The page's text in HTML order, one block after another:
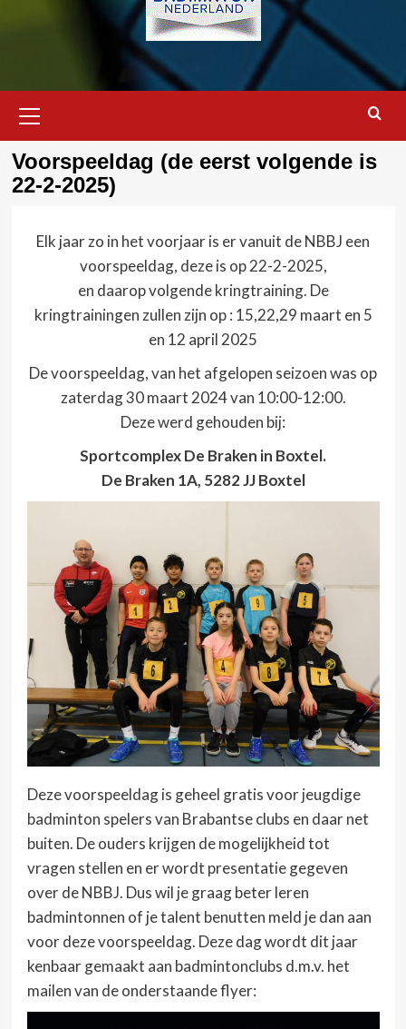
menu
Voorspeeldag (de eerst volgende is
22-2-2025)
Elk jaar zo in het voorjaar is er vanuit de NBBJ een
voorspeeldag, deze is op 22-2-2025,
en daarop volgende kringtraining. De
kringtrainingen zullen zijn op : 15,22,29 maart en 5
en 12 april 2025
De voorspeeldag, van het afgelopen seizoen was op
zaterdag 30 maart 2024 van 10:00-12:00.
Deze werd gehouden bij:
Sportcomplex De Braken in Boxtel.
De Braken 1A, 5282 JJ Boxtel
Deze voorspeeldag is geheel gratis voor jeugdige
badminton spelers van Brabantse clubs en daar net
buiten. De ouders krijgen de mogelijkheid tot
vragen stellen en er wordt presentatie gegeven
over de NBBJ. Dus wil je graag beter leren
badmintonnen of je talent benutten meld je dan aan
voor deze voorspeeldag. Deze dag wordt dit jaar
kenbaar gemaakt aan badmintonclubs d.m.v. het
mailen van de onderstaande flyer: